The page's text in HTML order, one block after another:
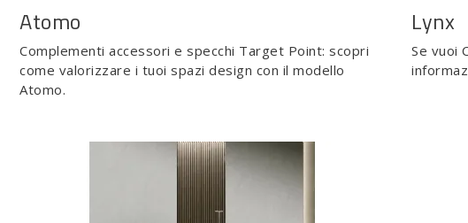
Atomo
Complementi accessori e specchi Target Point: scopri
come valorizzare i tuoi spazi design con il modello
Atomo.
Lynx
Se vuoi